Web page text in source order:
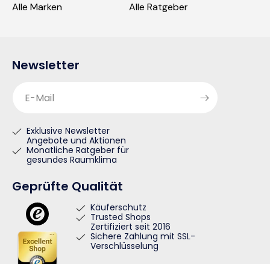
Alle Marken
Alle Ratgeber
Newsletter
E-Mail
Exklusive Newsletter
Angebote und Aktionen
Monatliche Ratgeber für
gesundes Raumklima
Geprüfte Qualität
Käuferschutz
Trusted Shops
Zertifiziert seit 2016
Sichere Zahlung mit SSL-
Verschlüsselung